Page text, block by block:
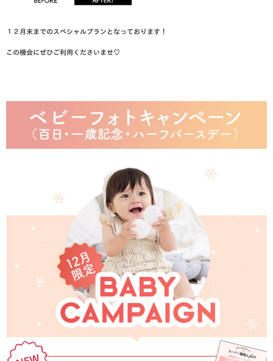
１２月末までのスペシャルプランとなっております！
この機会にぜひご利用くださいませ♡